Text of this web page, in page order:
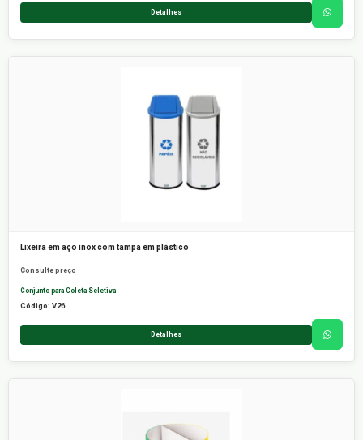
Detalhes
Lixeira em aço inox com tampa em plástico
Consulte preço
Conjunto para Coleta Seletiva
Código: V26
Detalhes